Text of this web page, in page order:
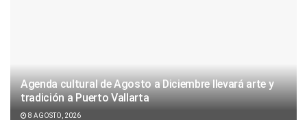
Agenda cultural de Agosto a Diciembre llevará arte y
tradición a Puerto Vallarta
8 AGOSTO, 2026